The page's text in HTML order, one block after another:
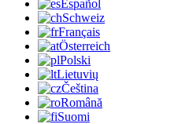
Español
Schweiz
Français
Österreich
Polski
Lietuvių
Čeština
Română
Suomi